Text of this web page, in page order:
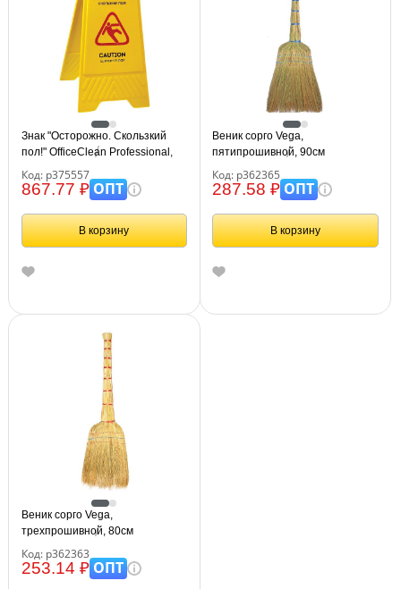
Знак "Осторожно. Скользкий
пол!" OfficeClean Professional,
языках
Код: р375557
867.77 ₽ОПТ
В корзину
Веник сорго Vega,
пятипрошивной, 90см
Код: р362365
287.58 ₽ОПТ
В корзину
Веник сорго Vega,
трехпрошивной, 80см
Код: р362363
253.14 ₽ОПТ